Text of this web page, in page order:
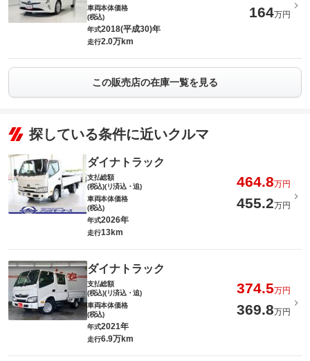
車両本体価格
(税込)
164万円
年式2018(平成30)年
走行2.0万km
この販売店の在庫一覧を見る
探している条件に近いクルマ
ダイナトラック
支払総額
(税込)(リ済込・追)
464.8万円
車両本体価格
(税込)
455.2万円
年式2026年
走行13km
ダイナトラック
支払総額
(税込)(リ済込・追)
374.5万円
車両本体価格
(税込)
369.8万円
年式2021年
走行6.9万km